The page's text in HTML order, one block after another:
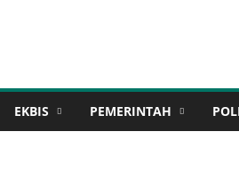
EKBIS PEMERINTAH